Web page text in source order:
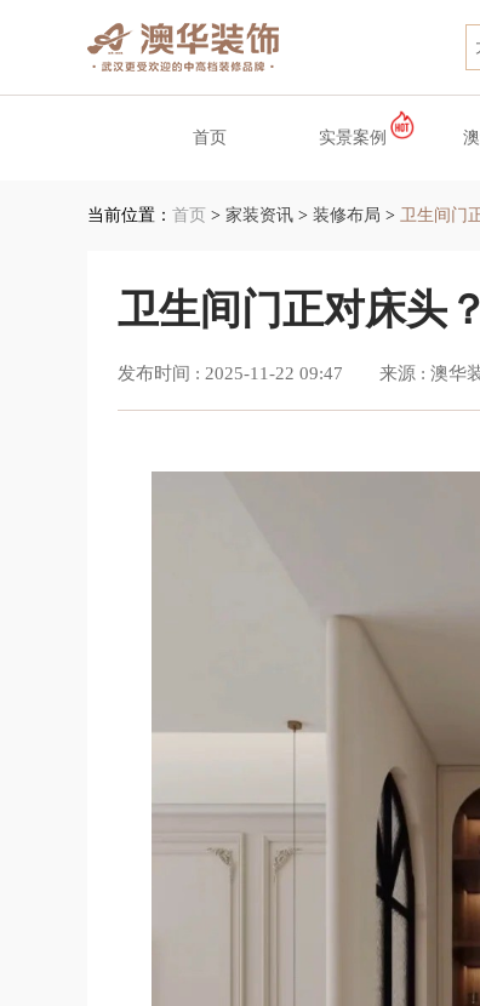
首页 实景案例
当前位置： 首页 > 家装资讯 > 装修布局 > 卫生间门
卫生间门正对床头
发布时间 : 2025-11-22 09:47 来源 : 澳华